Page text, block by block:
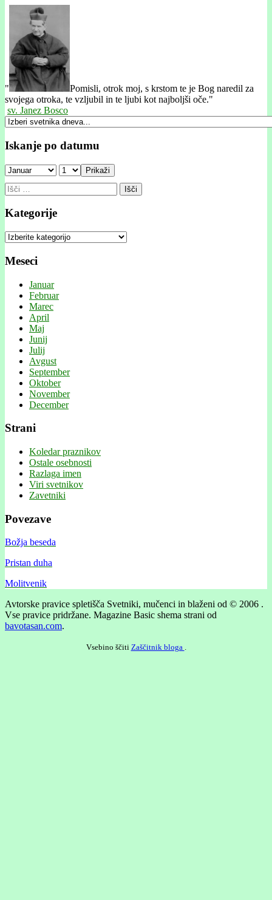
"
Pomisli, otrok moj, s krstom te je Bog naredil za
svojega otroka, te vzljubil in te ljubi kot najboljši oče."
sv. Janez Bosco
Iskanje po datumu
Prikaži
Išči:
Kategorije
Kategorije
Meseci
Januar
Februar
Marec
April
Maj
Junij
Julij
Avgust
September
Oktober
November
December
Strani
Koledar praznikov
Ostale osebnosti
Razlaga imen
Viri svetnikov
Zavetniki
Povezave
Božja beseda
Pristan duha
Molitvenik
Avtorske pravice spletišča Svetniki, mučenci in blaženi od © 2006 .
Vse pravice pridržane. Magazine Basic shema strani od
bavotasan.com.
Vsebino ščiti Zaščitnik bloga .